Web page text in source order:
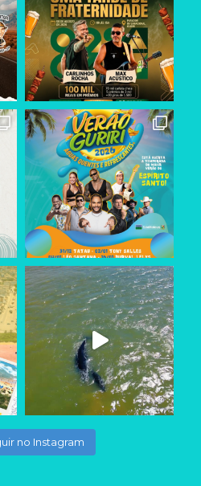
no Instagram